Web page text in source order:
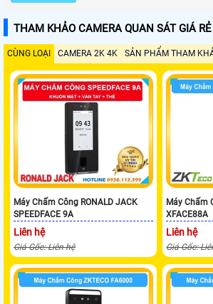
THAM KHẢO CAMERA QUAN SÁT GIÁ RẺ
CÙNG LOẠI CAMERA 2K 4K SẢN PHẨM THAM
Máy Chấm Công RONALD JACK
SPEEDFACE 9A
Liên hệ
Giá Gốc: Liên hệ
Máy Chấm
XFACE88A
Liên hệ
Giá Gốc: